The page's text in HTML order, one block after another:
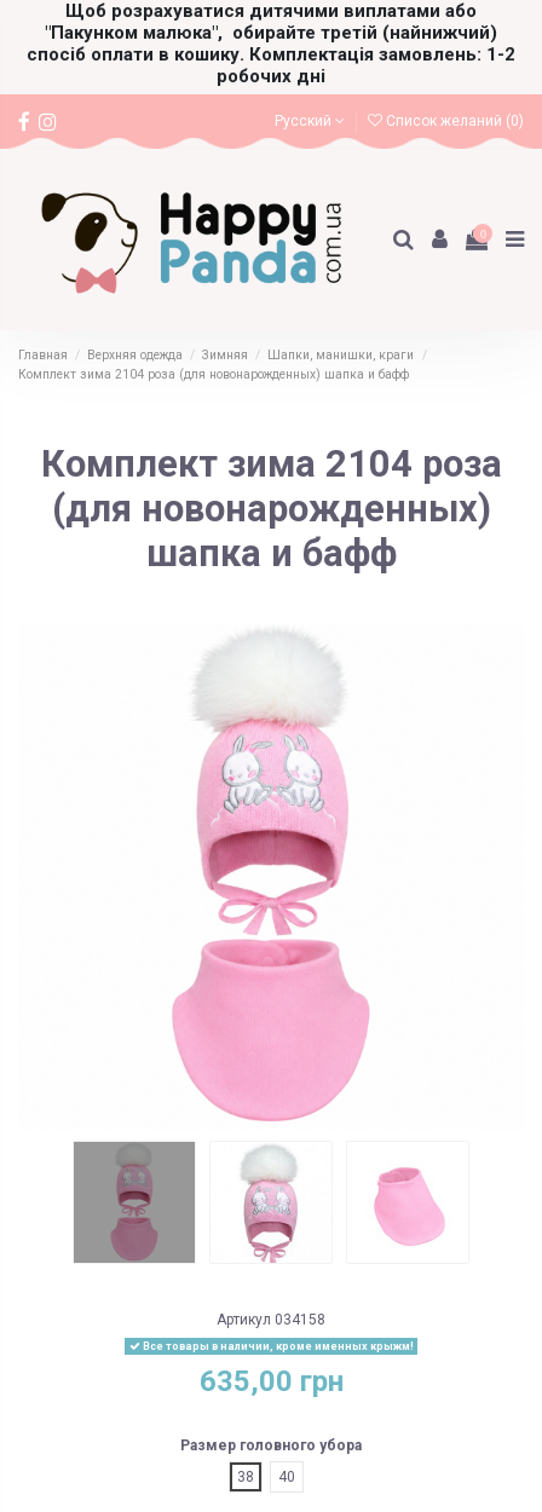
Щоб розрахуватися дитячими виплатами або
"Пакунком малюка", обирайте третій (найнижчий)
спосіб оплати в кошику. Комплектація замовлень: 1-2
робочих дні
Русский Список желаний (0)
0
Главная Верхняя одежда Зимняя
Шапки, манишки, краги
Комплект зима 2104 роза (для новонарожденных) шапка и бафф
Комплект зима 2104 роза
(для новонарожденных)
шапка и бафф
Артикул 034158
Все товары в наличии, кроме именных крыжм!
635,00 грн
Размер головного убора
38
40